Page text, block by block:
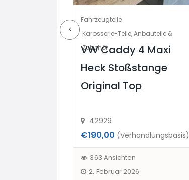
Fahrzeugteile
Karosserie-Teile, Anbauteile &
Zubehör
VW Caddy 4 Maxi
Heck Stoßstange
Original Top
42929
€190,00 (Verhandlungsbasis)
363 Ansichten
2. Februar 2026